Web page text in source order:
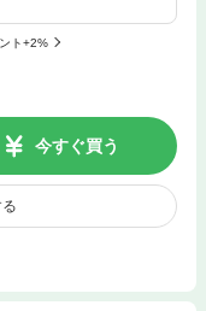
ト+2%
今すぐ買う